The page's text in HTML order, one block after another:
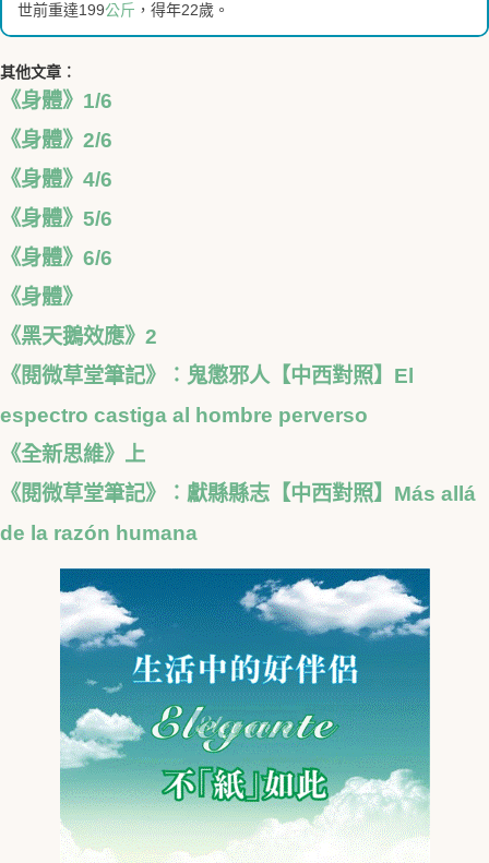
世前重達199公斤 ，得年22歲。
其他文章︰
《身體》1/6
《身體》2/6
《身體》4/6
《身體》5/6
《身體》6/6
《身體》
《黑天鵝效應》2
《閱微草堂筆記》︰鬼懲邪人【中西對照】El
espectro castiga al hombre perverso
《全新思維》上
《閱微草堂筆記》︰獻縣縣志【中西對照】Más allá
de la razón humana